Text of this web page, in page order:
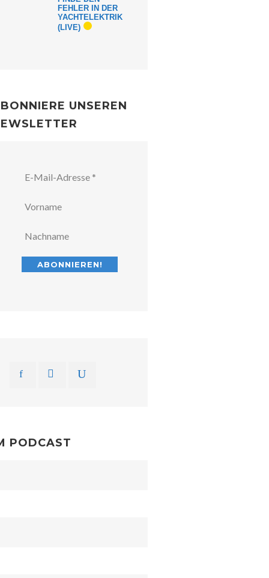
FEHLER IN DER
YACHTELEKTRIK
(LIVE)
UNSEREN
PODCAST